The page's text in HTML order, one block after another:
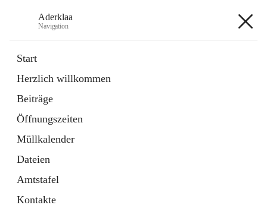
Aderklaa
Navigation
Start
Herzlich willkommen
Beiträge
Öffnungszeiten
Müllkalender
Dateien
Amtstafel
Kontakte
6 Schnellzugriffe
Gemeinde
3 Schnellzugriffe